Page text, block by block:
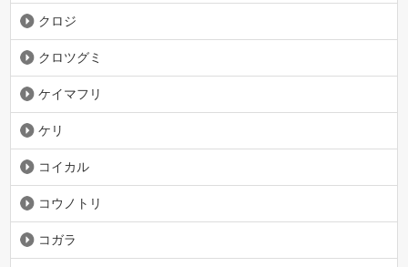
クロジ
クロツグミ
ケイマフリ
ケリ
コイカル
コウノトリ
コガラ